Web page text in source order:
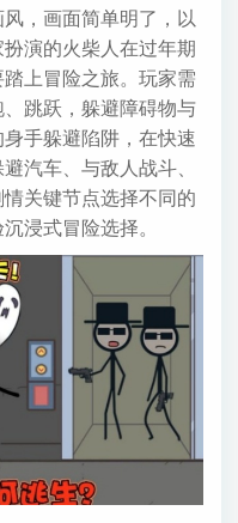
，画面简单明了，以
演的火柴人在过年期
上冒险之旅。玩家需
跳跃，躲避障碍物与
手躲避陷阱，在快速
汽车、与敌人战斗、
关键节点选择不同的
浸式冒险选择。